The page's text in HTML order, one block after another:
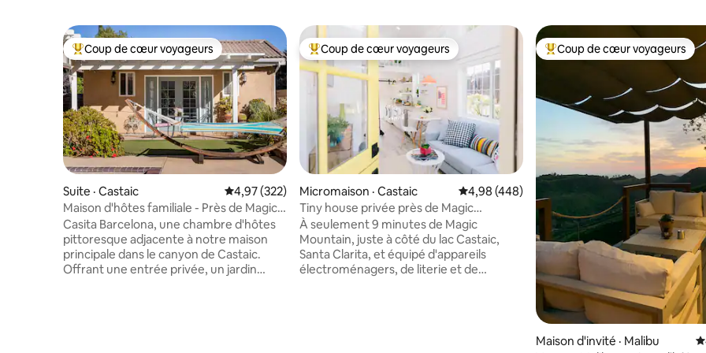
Coup de cœur voyageurs parmi les plus aimés
Coup de cœur voyageurs
Suite · Castaic Note moyenne de 4,97 sur 5, 322 commentaires
4,97 (322)
Maison d'hôtes familiale - Près de Magic
Mountain !
Casita Barcelona, une chambre d'hôtes
pittoresque adjacente à notre maison
principale dans le canyon de Castaic.
Offrant une entrée privée, un jardin
Coup de cœur voyageurs parmi les plus aimés
Coup de cœur voyageurs
Micromaison · Castaic Note moyenne de 4,98 sur 5, 448
4,98 (448)
Tiny house privée près de Magic
Mountain et du lac ! Chargeur VE
À seulement 9 minutes de Magic
Mountain, juste à côté du lac Castaic,
Santa Clarita, et équipé d'appareils
électroménagers, de literie et de
Coup de cœur voyageurs
Coup de cœur voyageurs
Maison d'invité · Malibu